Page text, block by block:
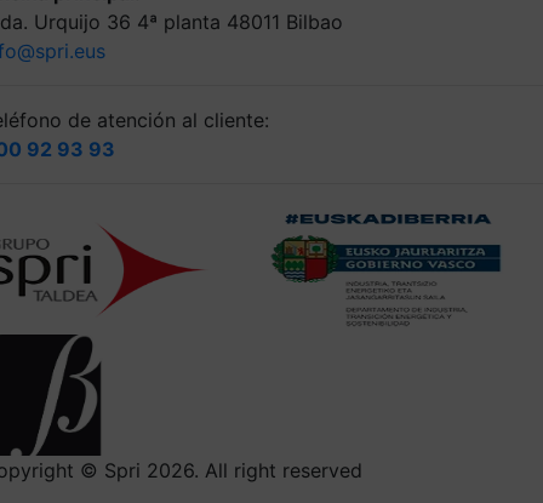
Urquijo 36 4ª planta 48011 Bilbao
de atención al cliente:
92 93 93
© Spri 2026. All right reserved